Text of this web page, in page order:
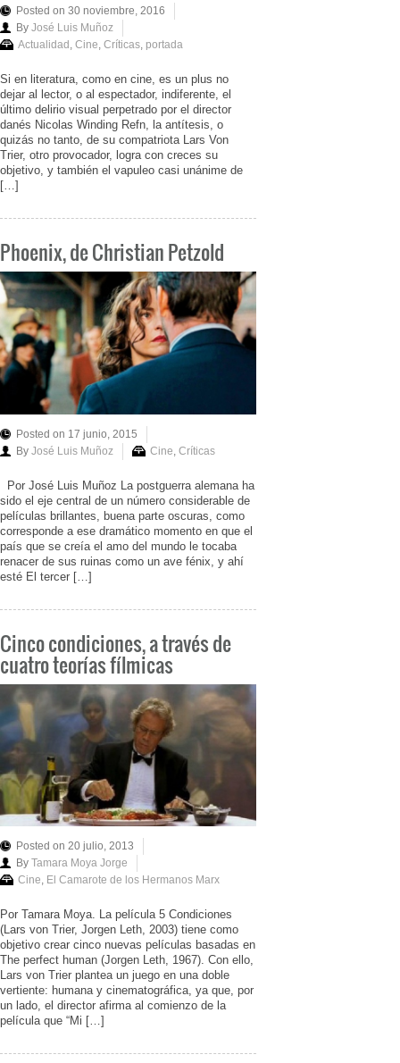
Posted on 30 noviembre, 2016
By José Luis Muñoz
Actualidad , Cine, Críticas, portada
Si en literatura, como en cine, es un plus no
dejar al lector, o al espectador, indiferente, el
último delirio visual perpetrado por el director
danés Nicolas Winding Refn, la antítesis, o
quizás no tanto, de su compatriota Lars Von
Trier, otro provocador, logra con creces su
objetivo, y también el vapuleo casi unánime de
[…]
Phoenix, de Christian Petzold
Posted on 17 junio, 2015
By José Luis Muñoz Cine Críticas
Por José Luis Muñoz La postguerra alemana ha
sido el eje central de un número considerable de
películas brillantes, buena parte oscuras, como
corresponde a ese dramático momento en que el
país que se creía el amo del mundo le tocaba
renacer de sus ruinas como un ave fénix, y ahí
esté El tercer […]
Cinco condiciones, a través de
cuatro teorías fílmicas
Posted on 20 julio, 2013
By Tamara Moya Jorge
Cine El Camarote de los Hermanos Marx
Por Tamara Moya. La película 5 Condiciones
(Lars von Trier, Jorgen Leth, 2003) tiene como
objetivo crear cinco nuevas películas basadas en
The perfect human (Jorgen Leth, 1967). Con ello,
Lars von Trier plantea un juego en una doble
vertiente: humana y cinematográfica, ya que, por
un lado, el director afirma al comienzo de la
película que “Mi […]